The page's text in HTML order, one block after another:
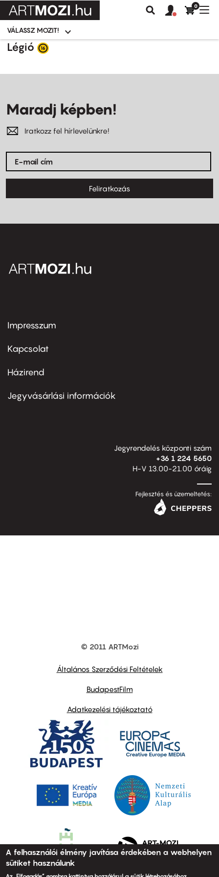
Ugrás
Moziválasztó
menü
VÁLASSZ MOZIT!
Keresés
Felhasználói
fiók
0
Légió
Maradj képben!
Iratkozz fel hírlevelünkre!
Feliratkozás
Footer
first
Impresszum
Kapcsolat
Footer
second
Házirend
Jegyvásárlási információk
Jegyrendelés központi szám
+36 1 224 5650
H-V 13.00-21.00 óráig
Fejlesztés és üzemeltetés:
© 2011 ARTMozi
Általános Szerződési Feltételek
BudapestFilm
Adatkezelési tájékoztató
A felhasználói élmény javítása érdekében a webhelyen
sütiket használunk